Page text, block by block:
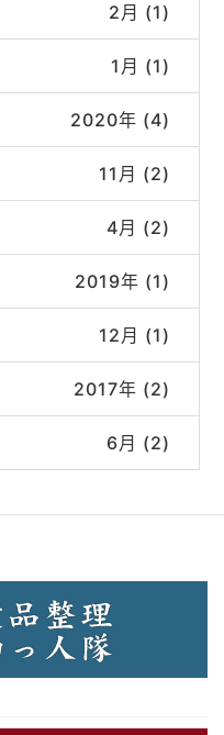
2月 (1)
1月 (1)
2020年 (4)
11月 (2)
4月 (2)
2019年 (1)
12月 (1)
2017年 (2)
6月 (2)